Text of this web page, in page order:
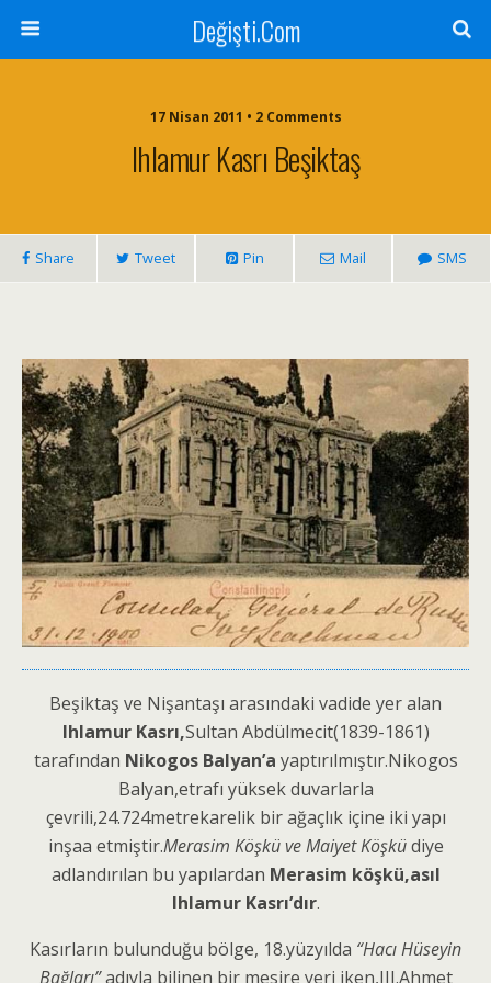
Değişti.Com
17 Nisan 2011 • 2 Comments
Ihlamur Kasrı Beşiktaş
Share Tweet Pin Mail SMS
Beşiktaş ve Nişantaşı arasındaki vadide yer alan
Ihlamur Kasrı,Sultan Abdülmecit(1839-1861)
tarafından Nikogos Balyan’a yaptırılmıştır.Nikogos
Balyan,etrafı yüksek duvarlarla
çevrili,24.724metrekarelik bir ağaçlık içine iki yapı
inşaa etmiştir.Merasim Köşkü ve Maiyet Köşküdiye
adlandırılan bu yapılardan Merasim köşkü,asıl
Ihlamur Kasrı’dır.
Kasırların bulunduğu bölge, 18.yüzyılda “Hacı Hüseyin
Bağları”adıyla bilinen bir mesire yeri iken,III.Ahmet